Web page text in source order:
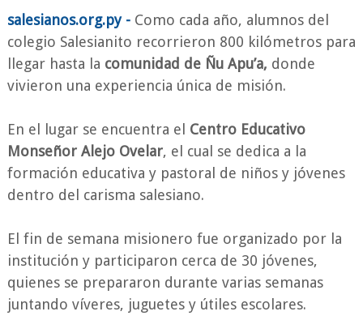
salesianos.org.py - Como cada año, alumnos del
colegio Salesianito recorrieron 800 kilómetros para
llegar hasta la comunidad de Ñu Apu’a, donde
vivieron una experiencia única de misión.
En el lugar se encuentra el Centro Educativo
Monseñor Alejo Ovelar, el cual se dedica a la
formación educativa y pastoral de niños y jóvenes
dentro del carisma salesiano.
El fin de semana misionero fue organizado por la
institución y participaron cerca de 30 jóvenes,
quienes se prepararon durante varias semanas
juntando víveres, juguetes y útiles escolares.